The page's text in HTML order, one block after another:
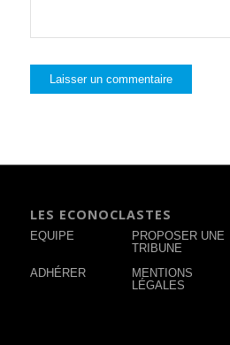
LES ECONOCLASTES
EQUIPE
PROPOSER UNE
TRIBUNE
ADHÉRER
MENTIONS
LÉGALES